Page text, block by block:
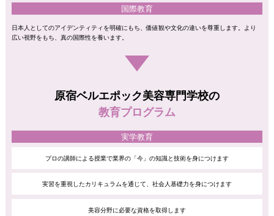
国際教育
日本人としてのアイデンティティを明確にもち、価値観や文化の違いを尊重します。より
広い視野をもち、真の国際性を養います。
原宿ベルエポック美容専門学校の
教育プログラム
実学教育
プロの講師による授業で業界の「今」の知識と技術を身につけます
実習を重視したカリキュラムを通じて、 社会人基礎力を身につけます
美容分野に必要な資格を取得します